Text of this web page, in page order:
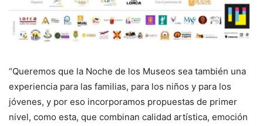
“Queremos que la Noche de los Museos sea también una
experiencia para las familias, para los niños y para los
jóvenes, y por eso incorporamos propuestas de primer
nivel, como esta, que combinan calidad artística, emoción